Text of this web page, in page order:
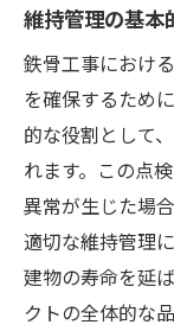
新しい
オンラ
自動化
革新
鉄骨工事に
を確保
安全性
プロジ
維持管理の基本
鉄骨工事におけ
を確保するため
的な役割として
れます。この点
異常が生じた場
適切な維持管理
建物の寿命を延
クトの全体的な